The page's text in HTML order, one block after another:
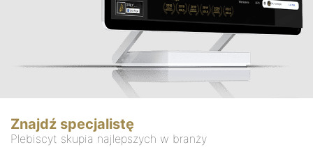
Znajdź specjalistę
Plebiscyt skupia najlepszych w branży